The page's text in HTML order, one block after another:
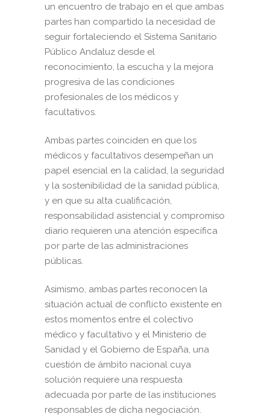
un encuentro de trabajo en el que ambas
partes han compartido la necesidad de
seguir fortaleciendo el Sistema Sanitario
Público Andaluz desde el
reconocimiento, la escucha y la mejora
progresiva de las condiciones
profesionales de los médicos y
facultativos.
Ambas partes coinciden en que los
médicos y facultativos desempeñan un
papel esencial en la calidad, la seguridad
y la sostenibilidad de la sanidad pública,
y en que su alta cualificación,
responsabilidad asistencial y compromiso
diario requieren una atención específica
por parte de las administraciones
públicas.
Asimismo, ambas partes reconocen la
situación actual de conflicto existente en
estos momentos entre el colectivo
médico y facultativo y el Ministerio de
Sanidad y el Gobierno de España, una
cuestión de ámbito nacional cuya
solución requiere una respuesta
adecuada por parte de las instituciones
responsables de dicha negociación.